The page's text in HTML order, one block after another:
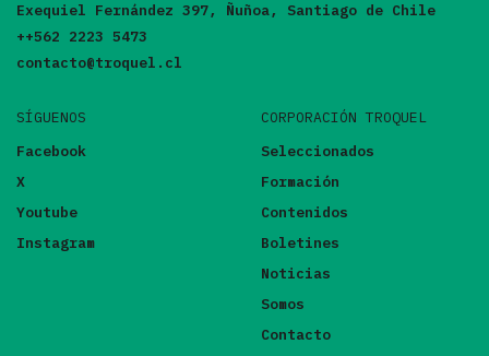
Exequiel Fernández 397, Ñuñoa, Santiago de Chile
++562 2223 5473
contacto@troquel.cl
SÍGUENOS
Facebook
X
Youtube
Instagram
CORPORACIÓN TROQUEL
Seleccionados
Formación
Contenidos
Boletines
Noticias
Somos
Contacto